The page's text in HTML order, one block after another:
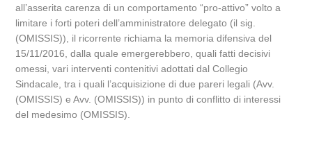
all’asserita carenza di un comportamento “pro-attivo” volto a
limitare i forti poteri dell’amministratore delegato (il sig.
(OMISSIS)), il ricorrente richiama la memoria difensiva del
15/11/2016, dalla quale emergerebbero, quali fatti decisivi
omessi, vari interventi contenitivi adottati dal Collegio
Sindacale, tra i quali l’acquisizione di due pareri legali (Avv.
(OMISSIS) e Avv. (OMISSIS)) in punto di conflitto di interessi
del medesimo (OMISSIS).